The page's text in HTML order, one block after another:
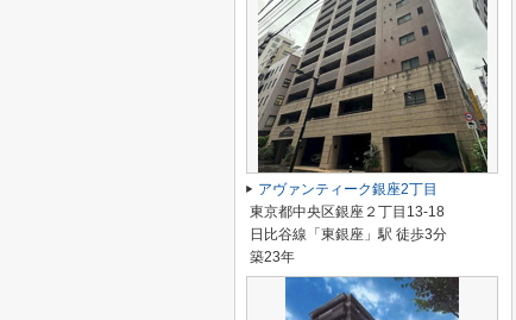
アヴァンティーク銀座2丁目
東京都中央区銀座２丁目13-18
日比谷線「東銀座」駅 徒歩3分
築23年